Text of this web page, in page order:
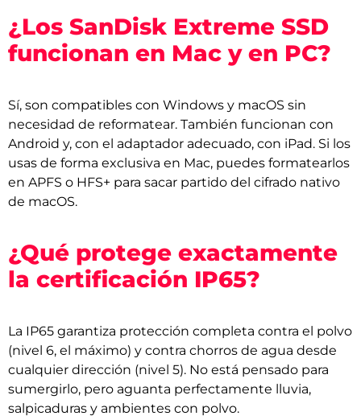
¿Los SanDisk Extreme SSD
funcionan en Mac y en PC?
Sí, son compatibles con Windows y macOS sin
necesidad de reformatear. También funcionan con
Android y, con el adaptador adecuado, con iPad. Si los
usas de forma exclusiva en Mac, puedes formatearlos
en APFS o HFS+ para sacar partido del cifrado nativo
de macOS.
¿Qué protege exactamente
la certificación IP65?
La IP65 garantiza protección completa contra el polvo
(nivel 6, el máximo) y contra chorros de agua desde
cualquier dirección (nivel 5). No está pensado para
sumergirlo, pero aguanta perfectamente lluvia,
salpicaduras y ambientes con polvo.